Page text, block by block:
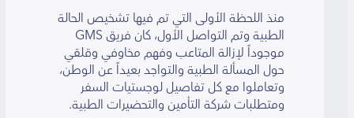
منذ اللحظة الأولى التي تم فيها تشخيص الحالة
الطبية وتم التواصل الأول، كان فريق GMS
موجوداً لإزالة المتاعب وفهم مخاوفي وقلقي
حول المسألة الطبية والتواجد بعيداً عن الوطن،
وتعاملوا مع كل تفاصيل لوجستيات السفر
ومتطلبات شركة التأمين والتحضيرات الطبية.